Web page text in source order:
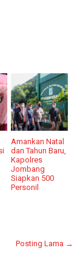
Amankan Natal
dan Tahun Baru,
Kapolres
Jombang
Siapkan 500
Personil
Posting Lama →